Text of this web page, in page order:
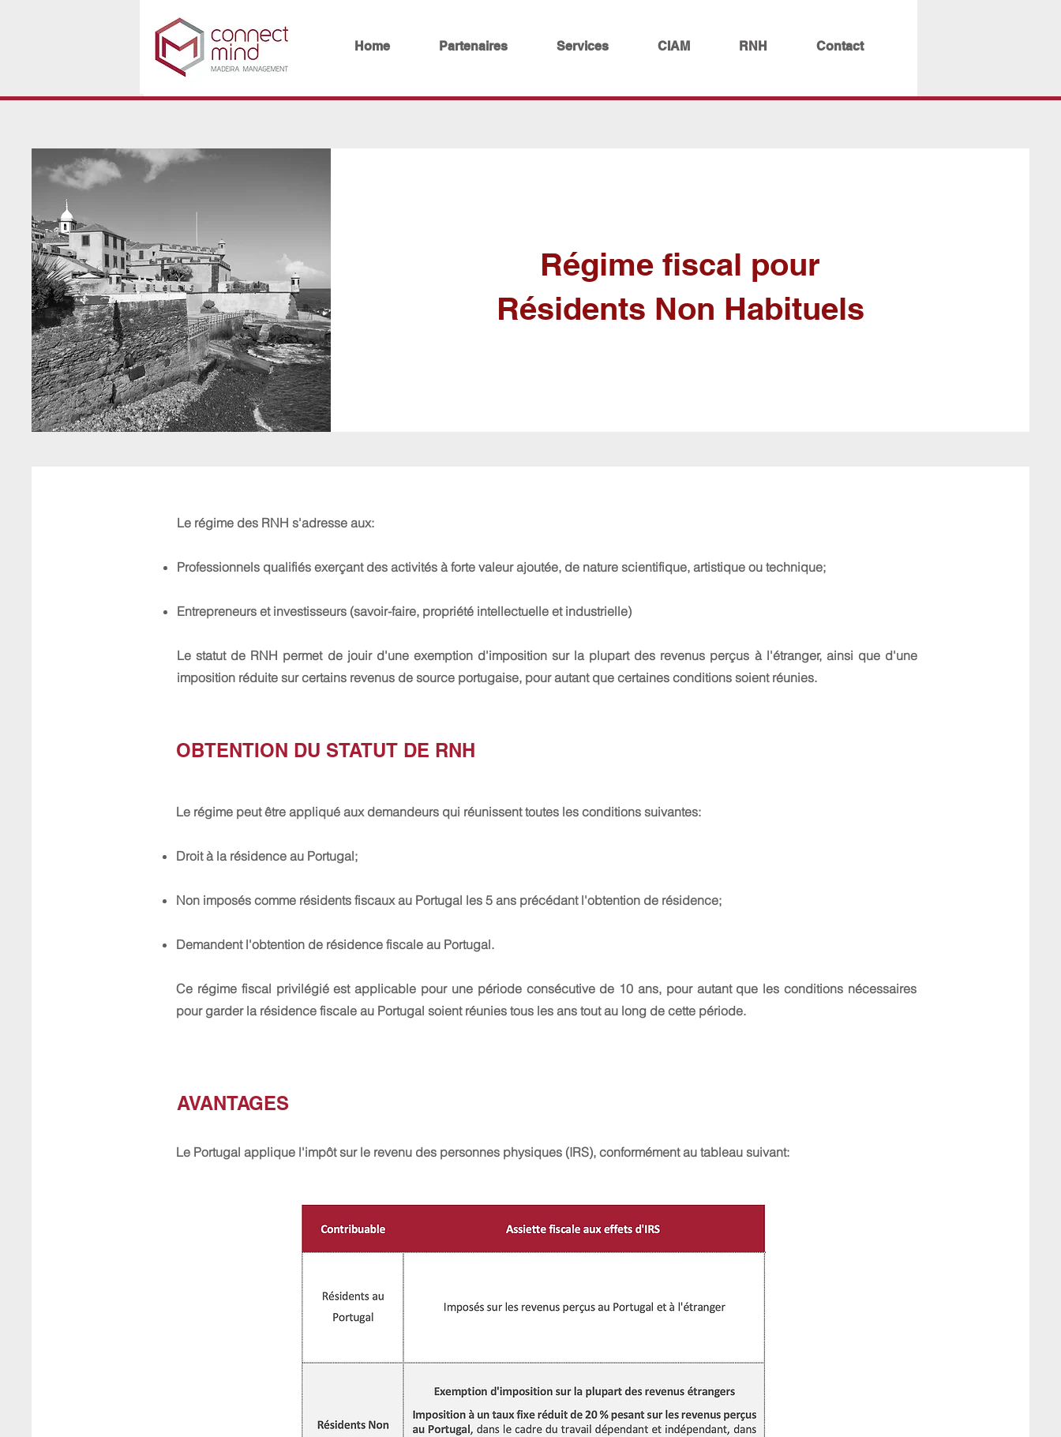
Home Partenaires Services CIAM RNH Contact
Régime fiscal pour
Résidents Non Habituels
Le régime des RNH s'adresse aux:
Professionnels qualifiés exerçant des activités à forte valeur ajoutée, de nature scientifique, artistique ou technique;
Entrepreneurs et investisseurs (savoir-faire, propriété intellectuelle et industrielle)
Le statut de RNH permet de jouir d'une exemption d'imposition sur la plupart des revenus perçus à l'étranger, ainsi que d'une
imposition réduite sur certains revenus de source portugaise, pour autant que certaines conditions soient réunies.
OBTENTION DU STATUT DE RNH
Le régime peut être appliqué aux demandeurs qui réunissent toutes les conditions suivantes:
Droit à la résidence au Portugal;
Non imposés comme résidents fiscaux au Portugal les 5 ans précédant l'obtention de résidence;
Demandent l'obtention de résidence fiscale au Portugal.
Ce régime fiscal privilégié est applicable pour une période consécutive de 10 ans, pour autant que les conditions nécessaires
pour garder la résidence fiscale au Portugal soient réunies tous les ans tout au long de cette période.
AVANTAGES
Le Portugal applique l'impôt sur le revenu des personnes physiques (IRS), conformément au tableau suivant: